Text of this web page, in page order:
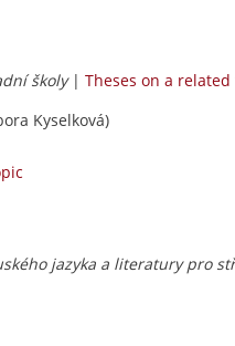
školy| Theses on a related
Kyselková)
jazyka a literatury pro